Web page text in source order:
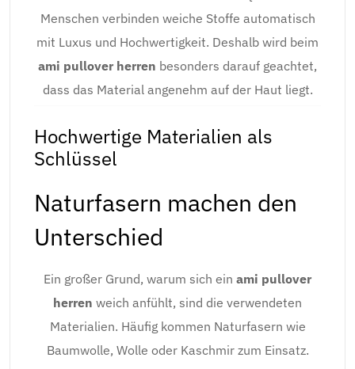
Menschen verbinden weiche Stoffe automatisch
mit Luxus und Hochwertigkeit. Deshalb wird beim
ami pullover herren besonders darauf geachtet,
dass das Material angenehm auf der Haut liegt.
Hochwertige Materialien als
Schlüssel
Naturfasern machen den
Unterschied
Ein großer Grund, warum sich ein ami pullover
herren weich anfühlt, sind die verwendeten
Materialien. Häufig kommen Naturfasern wie
Baumwolle, Wolle oder Kaschmir zum Einsatz.